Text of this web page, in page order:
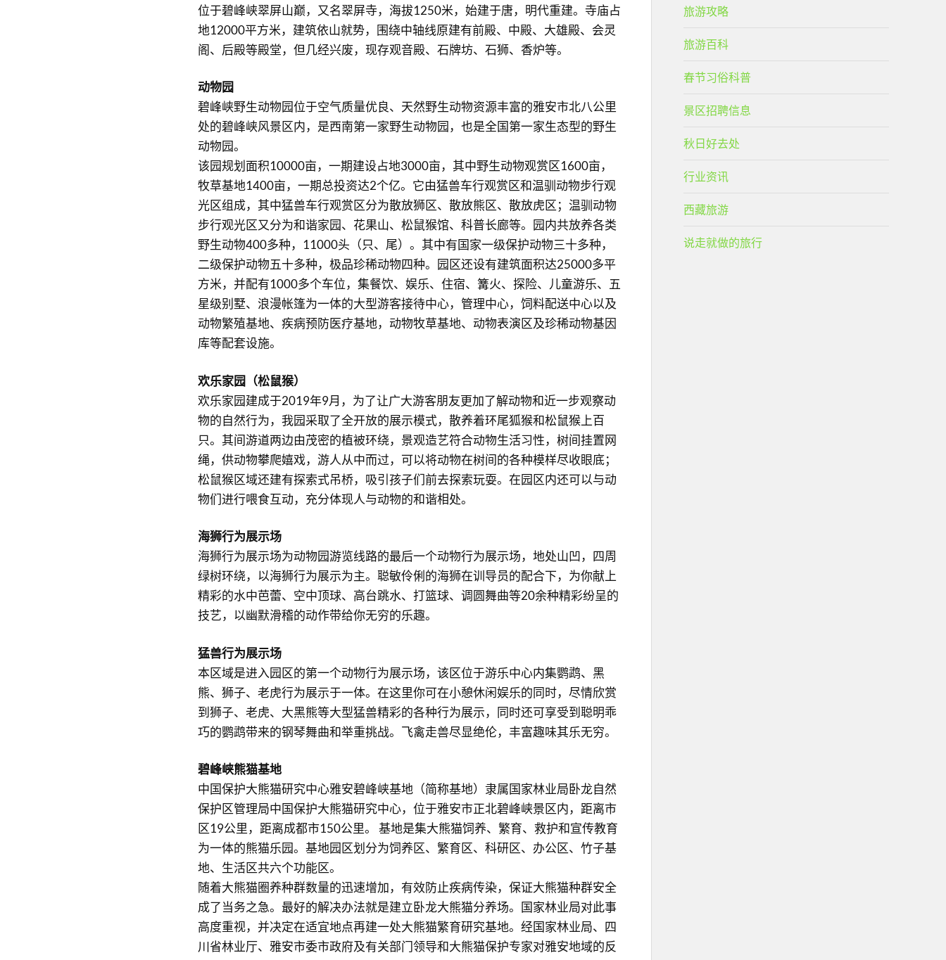
位于碧峰峡翠屏山巅，又名翠屏寺，海拔1250米，始建于唐，明代重建。寺庙占
地12000平方米，建筑依山就势，围绕中轴线原建有前殿、中殿、大雄殿、会灵
阁、后殿等殿堂，但几经兴废，现存观音殿、石牌坊、石狮、香炉等。
动物园
碧峰峡野生动物园位于空气质量优良、天然野生动物资源丰富的雅安市北八公里
处的碧峰峡风景区内，是西南第一家野生动物园，也是全国第一家生态型的野生
动物园。
该园规划面积10000亩，一期建设占地3000亩，其中野生动物观赏区1600亩，
牧草基地1400亩，一期总投资达2个亿。它由猛兽车行观赏区和温驯动物步行观
光区组成，其中猛兽车行观赏区分为散放狮区、散放熊区、散放虎区；温驯动物
步行观光区又分为和谐家园、花果山、松鼠猴馆、科普长廊等。园内共放养各类
野生动物400多种，11000头（只、尾）。其中有国家一级保护动物三十多种，
二级保护动物五十多种，极品珍稀动物四种。园区还设有建筑面积达25000多平
方米，并配有1000多个车位，集餐饮、娱乐、住宿、篝火、探险、儿童游乐、五
星级别墅、浪漫帐篷为一体的大型游客接待中心，管理中心，饲料配送中心以及
动物繁殖基地、疾病预防医疗基地，动物牧草基地、动物表演区及珍稀动物基因
库等配套设施。
欢乐家园（松鼠猴）
欢乐家园建成于2019年9月，为了让广大游客朋友更加了解动物和近一步观察动
物的自然行为，我园采取了全开放的展示模式，散养着环尾狐猴和松鼠猴上百
只。其间游道两边由茂密的植被环绕，景观造艺符合动物生活习性，树间挂置网
绳，供动物攀爬嬉戏，游人从中而过，可以将动物在树间的各种模样尽收眼底；
松鼠猴区域还建有探索式吊桥，吸引孩子们前去探索玩耍。在园区内还可以与动
物们进行喂食互动，充分体现人与动物的和谐相处。
海狮行为展示场
海狮行为展示场为动物园游览线路的最后一个动物行为展示场，地处山凹，四周
绿树环绕，以海狮行为展示为主。聪敏伶俐的海狮在训导员的配合下，为你献上
精彩的水中芭蕾、空中顶球、高台跳水、打篮球、调圆舞曲等20余种精彩纷呈的
技艺，以幽默滑稽的动作带给你无穷的乐趣。
猛兽行为展示场
本区域是进入园区的第一个动物行为展示场，该区位于游乐中心内集鹦鹉、黑
熊、狮子、老虎行为展示于一体。在这里你可在小憩休闲娱乐的同时，尽情欣赏
到狮子、老虎、大黑熊等大型猛兽精彩的各种行为展示，同时还可享受到聪明乖
巧的鹦鹉带来的钢琴舞曲和举重挑战。飞禽走兽尽显绝伦，丰富趣味其乐无穷。
碧峰峡熊猫基地
中国保护大熊猫研究中心雅安碧峰峡基地（简称基地）隶属国家林业局卧龙自然
保护区管理局中国保护大熊猫研究中心，位于雅安市正北碧峰峡景区内，距离市
区19公里，距离成都市150公里。 基地是集大熊猫饲养、繁育、救护和宣传教育
为一体的熊猫乐园。基地园区划分为饲养区、繁育区、科研区、办公区、竹子基
地、生活区共六个功能区。
随着大熊猫圈养种群数量的迅速增加，有效防止疾病传染，保证大熊猫种群安全
成了当务之急。最好的解决办法就是建立卧龙大熊猫分养场。国家林业局对此事
高度重视，并决定在适宜地点再建一处大熊猫繁育研究基地。经国家林业局、四
川省林业厅、雅安市委市政府及有关部门领导和大熊猫保护专家对雅安地域的反
旅游攻略
旅游百科
春节习俗科普
景区招聘信息
秋日好去处
行业资讯
西藏旅游
说走就做的旅行